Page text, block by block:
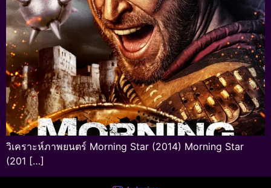
วิเคราะห์ภาพยนตร์ Morning Star (2014) Morning Star
(201 […]